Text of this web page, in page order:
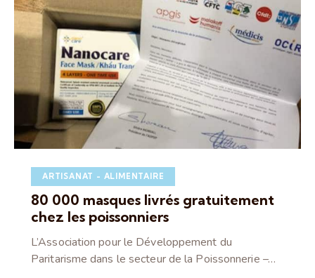
ARTISANAT - ALIMENTAIRE
80 000 masques livrés gratuitement
chez les poissonniers
L’Association pour le Développement du
Paritarisme dans le secteur de la Poissonnerie –…